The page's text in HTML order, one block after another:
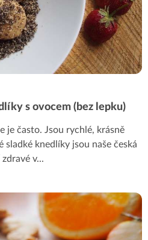
s ovocem (bez lepku)
je často. Jsou rychlé, krásně
sladké knedlíky jsou naše česká
v...